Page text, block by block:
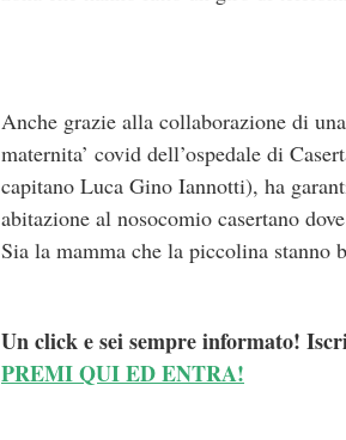
Anche grazie alla collaborazione di
maternita’ covid dell’ospedale di
capitano Luca Gino Iannotti), ha
abitazione al nosocomio casertano
Sia la mamma che la piccolina stanno
Un click e sei sempre informato!
PREMI QUI ED ENTRA!